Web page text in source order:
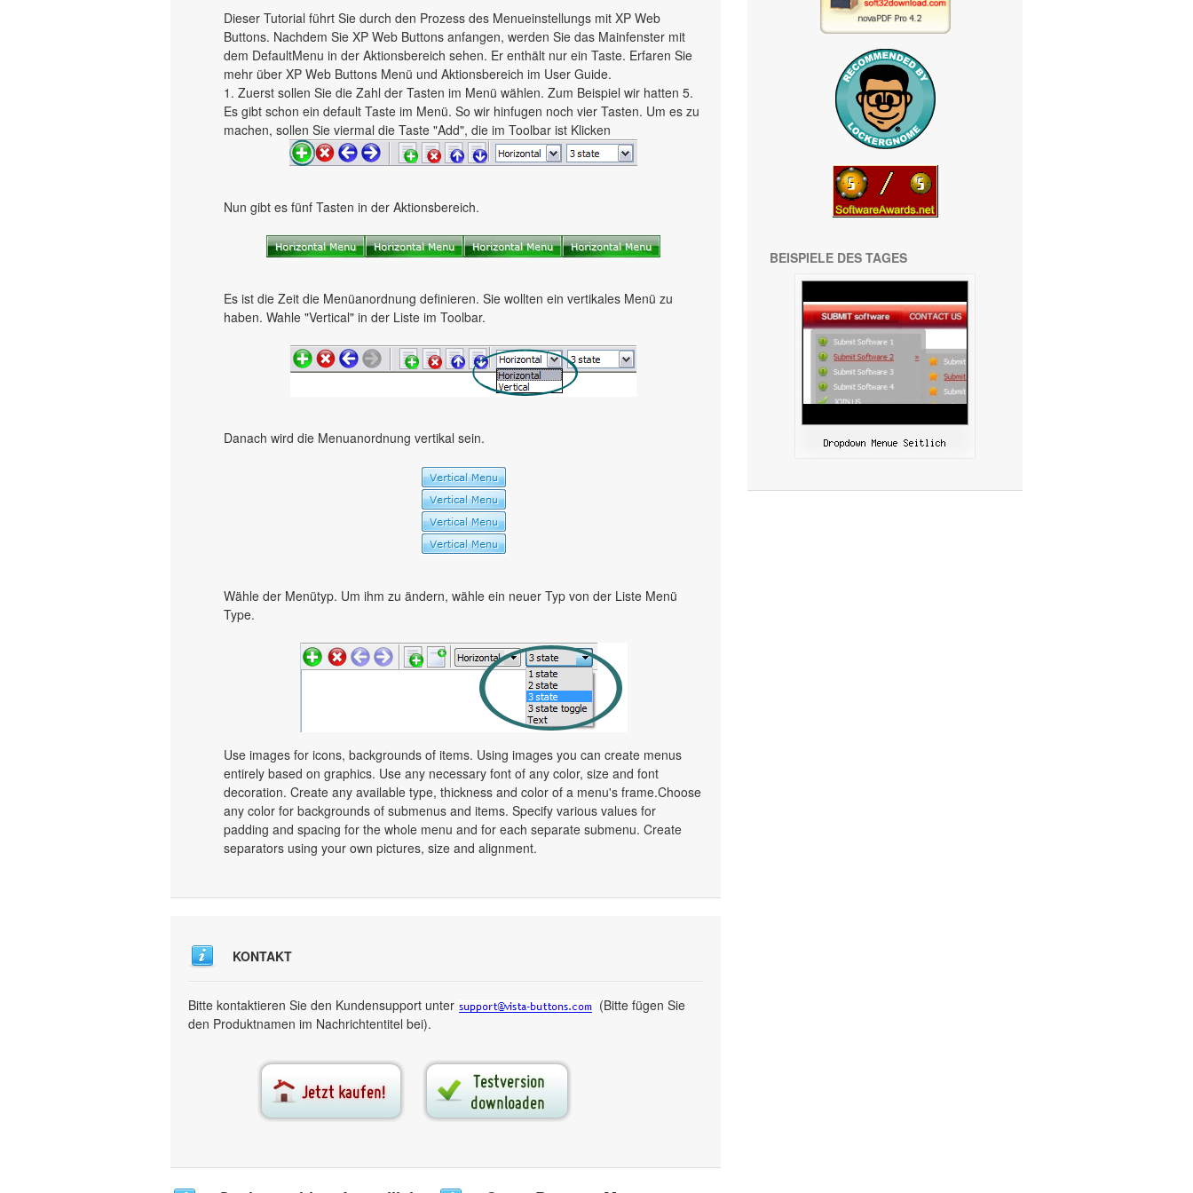
Dieser Tutorial führt Sie durch den Prozess des Menueinstellungs mit XP Web
Buttons. Nachdem Sie XP Web Buttons anfangen, werden Sie das Mainfenster mit
dem DefaultMenu in der Aktionsbereich sehen. Er enthält nur ein Taste. Erfaren Sie
mehr über XP Web Buttons Menü und Aktionsbereich im User Guide.
1. Zuerst sollen Sie die Zahl der Tasten im Menü wählen. Zum Beispiel wir hatten 5.
Es gibt schon ein default Taste im Menü. So wir hinfugen noch vier Tasten. Um es zu
machen, sollen Sie viermal die Taste "Add", die im Toolbar ist Klicken
Nun gibt es fünf Tasten in der Aktionsbereich.
Es ist die Zeit die Menüanordnung definieren. Sie wollten ein vertikales Menü zu
haben. Wahle "Vertical" in der Liste im Toolbar.
Danach wird die Menuanordnung vertikal sein.
Wähle der Menütyp. Um ihm zu ändern, wähle ein neuer Typ von der Liste Menü
Type.
Use images for icons, backgrounds of items. Using images you can create menus
entirely based on graphics. Use any necessary font of any color, size and font
decoration. Create any available type, thickness and color of a menu's frame.Choose
any color for backgrounds of submenus and items. Specify various values for
padding and spacing for the whole menu and for each separate submenu. Create
separators using your own pictures, size and alignment.
KONTAKT
Bitte kontaktieren Sie den Kundensupport unter
(Bitte fügen Sie
den Produktnamen im Nachrichtentitel bei).
BEISPIELE DES TAGES